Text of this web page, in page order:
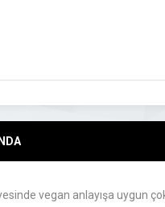
vegan anlayışa uygun